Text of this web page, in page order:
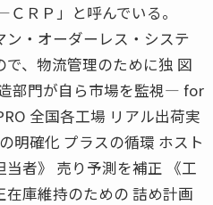
ＲＰ」と呼んでいる。
ン・オーダーレス・システ
、物流管理のために独 図
門が自ら市場を監視― for
全国各工場 リアル出荷実
明確化 プラスの循環 ホスト
者》 売り予測を補正 《工
庫維持のための 詰め計画